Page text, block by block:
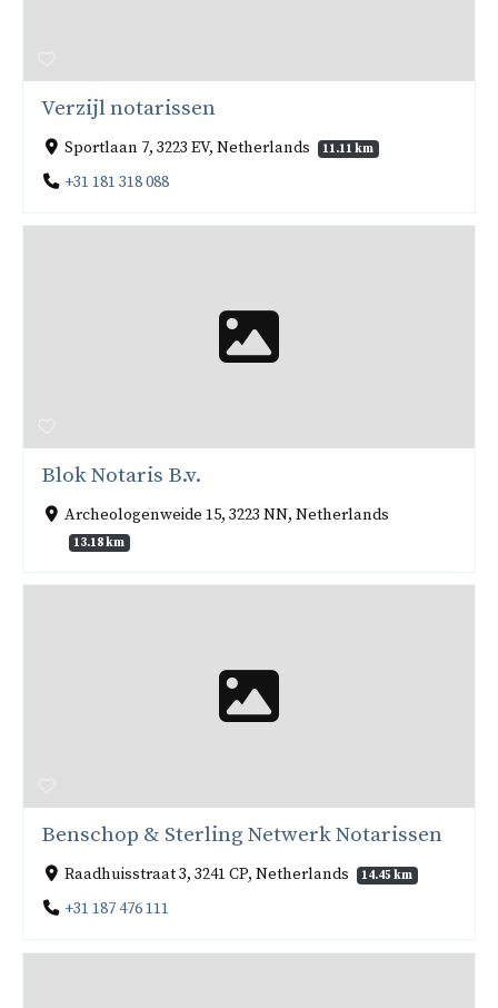
Verzijl notarissen
Sportlaan 7, 3223 EV, Netherlands 11.11 km
+31 181 318 088
Blok Notaris B.v.
Archeologenweide 15, 3223 NN, Netherlands
13.18 km
Benschop & Sterling Netwerk Notarissen
Raadhuisstraat 3, 3241 CP, Netherlands 14.45 km
+31 187 476 111